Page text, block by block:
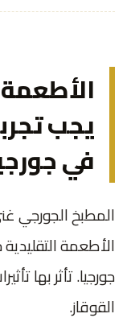
يجب
في
المطبخ الجورجي
الأطعمة
جورجيا. تأثر بها
القوقاز.